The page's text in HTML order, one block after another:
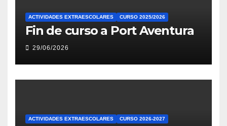
ACTIVIDADES EXTRAESCOLARES CURSO 2025/2026
Fin de curso a Port Aventura
29/06/2026
ACTIVIDADES EXTRAESCOLARES CURSO 2026-2027